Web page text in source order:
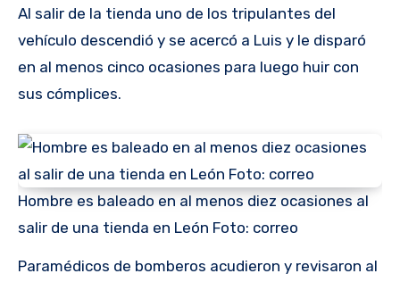
Al salir de la tienda uno de los tripulantes del
vehículo descendió y se acercó a Luis y le disparó
en al menos cinco ocasiones para luego huir con
sus cómplices.
Hombre es baleado en al menos diez ocasiones al
salir de una tienda en León Foto: correo
Paramédicos de bomberos acudieron y revisaron al